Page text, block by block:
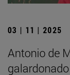
03 | 11 | 2025
Antonio de